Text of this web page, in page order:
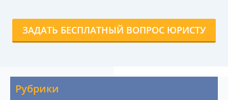
ЗАДАТЬ БЕСПЛАТНЫЙ ВОПРОС ЮРИСТУ
Рубрики